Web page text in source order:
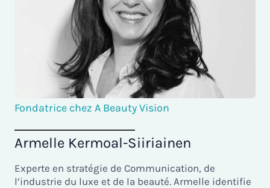
Fondatrice chez A Beauty Vision
Armelle Kermoal-Siiriainen
Experte en stratégie de Communication, de
l’industrie du luxe et de la beauté. Armelle identifie